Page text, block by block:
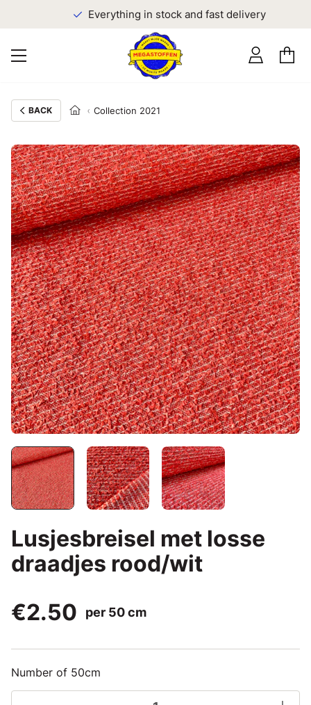
Everything in stock and fast delivery
BACK Collection 2021
Lusjesbreisel met losse
draadjes rood/wit
€2.50
per 50 cm
Number of 50cm